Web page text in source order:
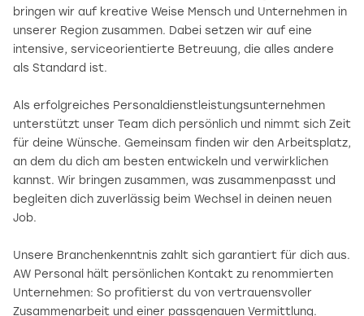
bringen wir auf kreative Weise Mensch und Unternehmen in
unserer Region zusammen. Dabei setzen wir auf eine
intensive, serviceorientierte Betreuung, die alles andere
als Standard ist.
Als erfolgreiches Personaldienstleistungsunternehmen
unterstützt unser Team dich persönlich und nimmt sich Zeit
für deine Wünsche. Gemeinsam finden wir den Arbeitsplatz,
an dem du dich am besten entwickeln und verwirklichen
kannst. Wir bringen zusammen, was zusammenpasst und
begleiten dich zuverlässig beim Wechsel in deinen neuen
Job.
Unsere Branchenkenntnis zahlt sich garantiert für dich aus.
AW Personal hält persönlichen Kontakt zu renommierten
Unternehmen: So profitierst du von vertrauensvoller
Zusammenarbeit und einer passgenauen Vermittlung.